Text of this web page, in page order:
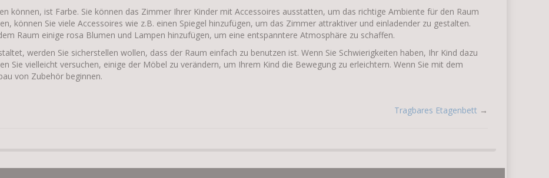
können, ist Farbe. Sie können das Zimmer Ihrer Kinder mit Accessoires ausstatten, um das richtige Ambiente für den Raum
können Sie viele Accessoires wie z.B. einen Spiegel hinzufügen, um das Zimmer attraktiver und einladender zu gestalten.
Raum einige rosa Blumen und Lampen hinzufügen, um eine entspanntere Atmosphäre zu schaffen.
werden Sie sicherstellen wollen, dass der Raum einfach zu benutzen ist. Wenn Sie Schwierigkeiten haben, Ihr Kind dazu
Sie vielleicht versuchen, einige der Möbel zu verändern, um Ihrem Kind die Bewegung zu erleichtern. Wenn Sie mit dem
von Zubehör beginnen.
Tragbares Etagenbett →